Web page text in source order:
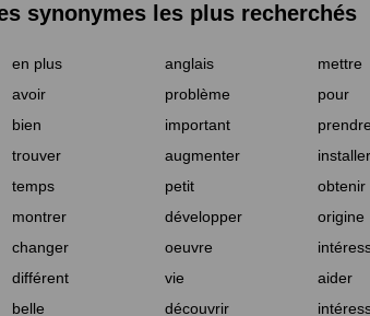
synonymes les plus recherchés
en plus anglais mettre
avoir problème pour
bien important prendre
trouver augmenter installer
temps petit obtenir
montrer développer origine
changer oeuvre
différent vie aider
belle découvrir